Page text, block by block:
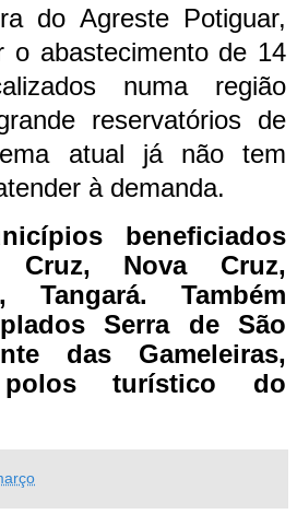
do Agreste Potiguar,
o abastecimento de 14
numa região
reservatórios de
atual já não tem
à demanda.
beneficiados
Cruz, Nova Cruz,
Tangará. Também
Serra de São
das Gameleiras,
polos turístico do